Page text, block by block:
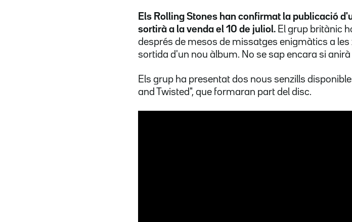
Els Rolling Stones han confirmat la publicació
sortirà a la venda el 10 de juliol. El grup britànic
després de mesos de missatges enigmàtics a
sortida d'un nou àlbum. No se sap encara si
Els grup ha presentat dos nous senzills
and Twisted", que formaran part del disc.